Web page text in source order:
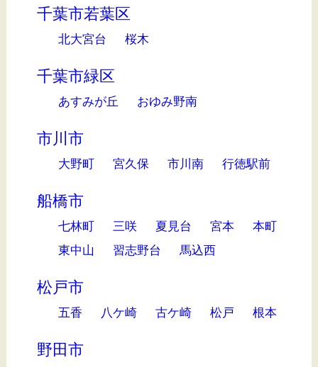
千葉市若葉区
北大宮台 桜木
千葉市緑区
あすみが丘 おゆみ野南
市川市
大野町 宮久保 市川南 行徳駅前
船橋市
七林町 三咲 夏見台 宮本
本町
東中山
習志野台 馬込西
松戸市
五香 八ケ崎 古ケ崎 松戸 根本
野田市